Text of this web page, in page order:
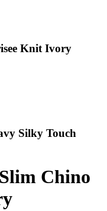
Knit Ivory
Silky Touch
Chino